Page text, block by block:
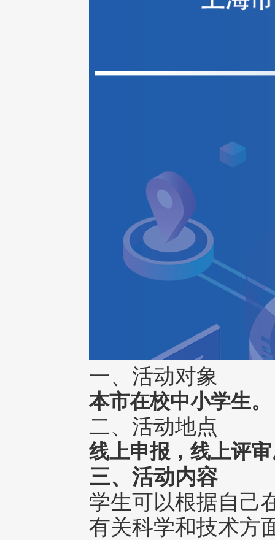
一、活动对象
本市在校中小学生。
二、活动地点
线上申报，线上评
三、活动内容
学生可以根据自己
有关科学和技术方